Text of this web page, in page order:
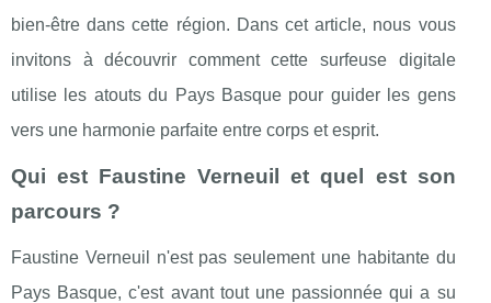
bien-être dans cette région. Dans cet article, nous vous
invitons à découvrir comment cette surfeuse digitale
utilise les atouts du Pays Basque pour guider les gens
vers une harmonie parfaite entre corps et esprit.
Qui est Faustine Verneuil et quel est son
parcours ?
Faustine Verneuil n'est pas seulement une habitante du
Pays Basque, c'est avant tout une passionnée qui a su